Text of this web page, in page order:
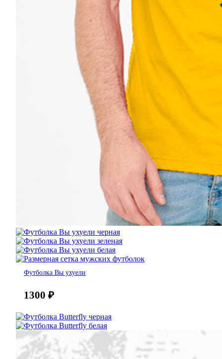
Футболка Вы ухуели
1300 ₽